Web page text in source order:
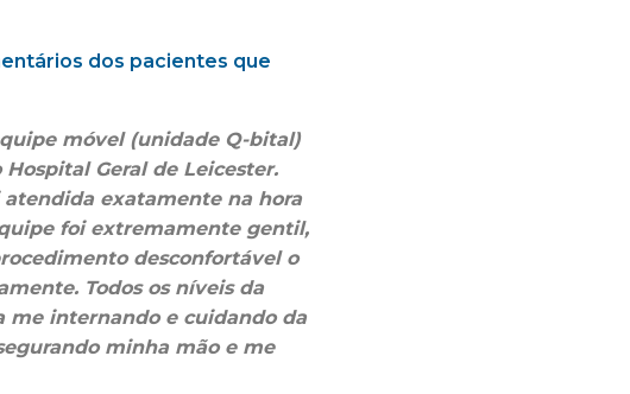
dos pacientes que
móvel (unidade Q-bital)
Geral de Leicester.
atendida exatamente na hora
foi extremamente gentil,
desconfortável o
Todos os níveis da
me internando e cuidando da
minha mão e me